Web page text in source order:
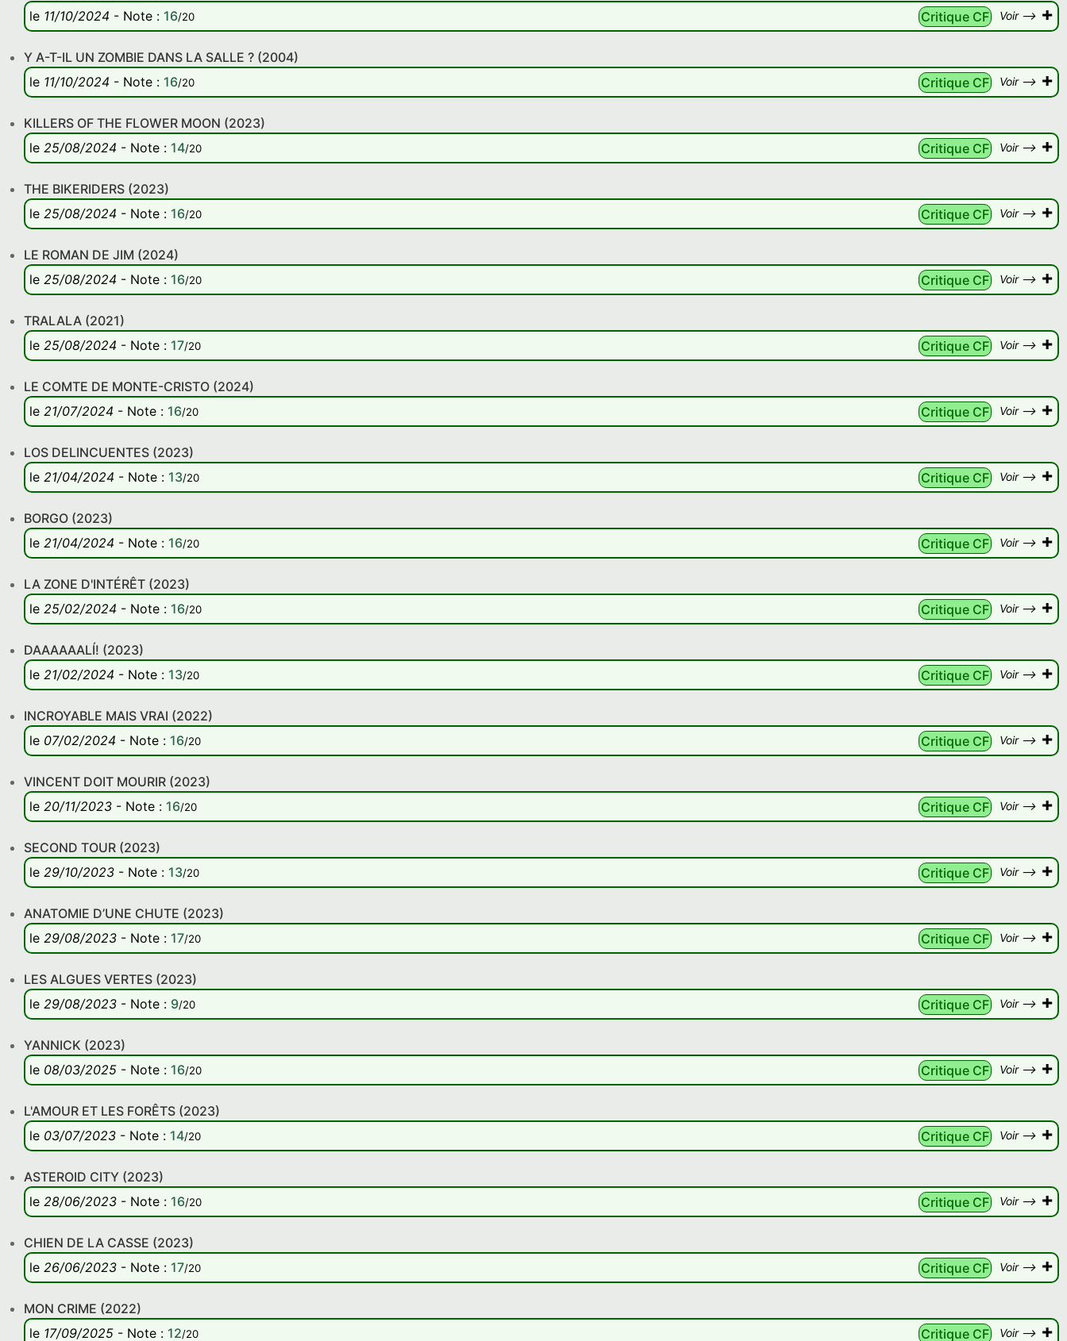
Critique CF
Voir --> +
le 11/10/2024 - Note : 16/20
Y A-T-IL UN ZOMBIE DANS LA SALLE ? (2004)
Critique CF
Voir --> +
le 11/10/2024 - Note : 16/20
KILLERS OF THE FLOWER MOON (2023)
Critique CF
Voir --> +
le 25/08/2024 - Note : 14/20
THE BIKERIDERS (2023)
Critique CF
Voir --> +
le 25/08/2024 - Note : 16/20
LE ROMAN DE JIM (2024)
Critique CF
Voir --> +
le 25/08/2024 - Note : 16/20
TRALALA (2021)
Critique CF
Voir --> +
le 25/08/2024 - Note : 17/20
LE COMTE DE MONTE-CRISTO (2024)
Critique CF
Voir --> +
le 21/07/2024 - Note : 16/20
LOS DELINCUENTES (2023)
Critique CF
Voir --> +
le 21/04/2024 - Note : 13/20
BORGO (2023)
Critique CF
Voir --> +
le 21/04/2024 - Note : 16/20
LA ZONE D'INTÉRÊT (2023)
Critique CF
Voir --> +
le 25/02/2024 - Note : 16/20
DAAAAAALÍ! (2023)
Critique CF
Voir --> +
le 21/02/2024 - Note : 13/20
INCROYABLE MAIS VRAI (2022)
Critique CF
Voir --> +
le 07/02/2024 - Note : 16/20
VINCENT DOIT MOURIR (2023)
Critique CF
Voir --> +
le 20/11/2023 - Note : 16/20
SECOND TOUR (2023)
Critique CF
Voir --> +
le 29/10/2023 - Note : 13/20
ANATOMIE D’UNE CHUTE (2023)
Critique CF
Voir --> +
le 29/08/2023 - Note : 17/20
LES ALGUES VERTES (2023)
Critique CF
Voir --> +
le 29/08/2023 - Note : 9/20
YANNICK (2023)
Critique CF
Voir --> +
le 08/03/2025 - Note : 16/20
L'AMOUR ET LES FORÊTS (2023)
Critique CF
Voir --> +
le 03/07/2023 - Note : 14/20
ASTEROID CITY (2023)
Critique CF
Voir --> +
le 28/06/2023 - Note : 16/20
CHIEN DE LA CASSE (2023)
Critique CF
Voir --> +
le 26/06/2023 - Note : 17/20
MON CRIME (2022)
Critique CF
Voir --> +
le 17/09/2025 - Note : 12/20